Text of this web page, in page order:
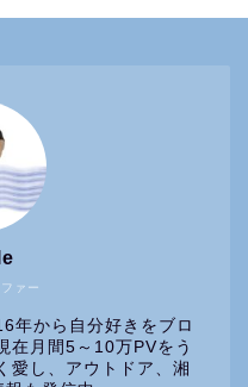
ァー
年から自分好きをブロ
在月間5～10万PVをう
愛し、アウトドア、湘